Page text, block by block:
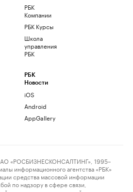
РБК
Компании
РБК Курсы
Школа
управления
РБК
РБК
Новости
iOS
Android
AppGallery
«РОСБИЗНЕСКОНСАЛТИНГ», 1995–
информационного агентства «РБК»
средства массовой информации
по надзору в сфере связи,